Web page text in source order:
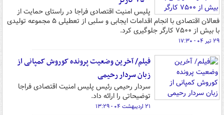
پلیس امنیت اقتصادی فراجا در راستای حمایت از
فعالان اقتصادی با انجام اقدامات ایجابی و سلبی از تعطیلی ۵ مجموعه تولیدی
با بیش از ۷۵۰۰ کارگر جلوگیری کرد.
۲۹ تیر ۰۴ - ۱۷:۳۰
فیلم/ آخرین وضعیت پرونده کوروش کمپانی از
زبان سردار رحیمی
سردار رحیمی رئیس پلیس امنیت اقتصادی فراجا
توضیحاتی را ارائه داد.
۲۱ اردیبهشت ۰۴ - ۱۳:۲۹